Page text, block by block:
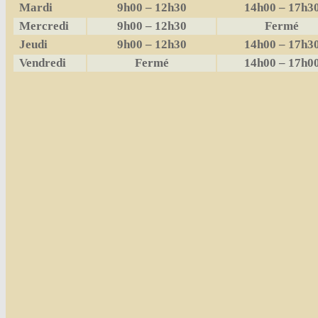
Mardi
9h00 – 12h30
14h00 –
Mercredi
9h00 – 12h30
Fermé
Jeudi
9h00 – 12h30
14h00 –
Vendredi
Fermé 14h00 –